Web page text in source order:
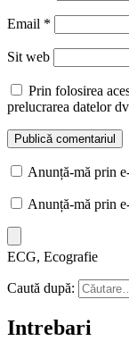
Email *
Sit web
Prin folosirea
prelucrarea datelor
Anunță-mă prin
Anunță-mă prin
ECG, Ecografie
Caută după:
Intrebari